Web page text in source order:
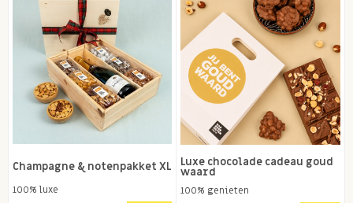
Champagne & notenpakket XL
100% luxe
Luxe chocolade cadeau goud
waard
100% genieten